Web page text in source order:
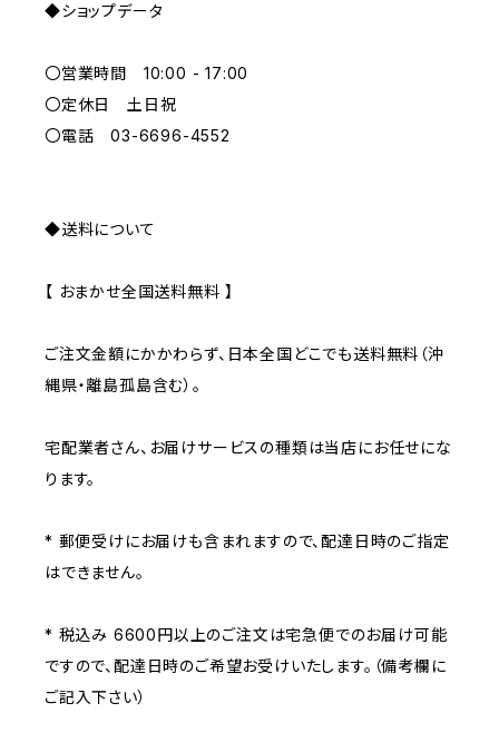
GRAY
◆ショップデータ
〇営業時間 10:00 - 17:00
〇定休日 土日祝
〇電話 03-6696-4552
◆送料について
【 おまかせ全国送料無料 】
ご注文金額にかかわらず、日本全国どこでも送料無料（沖
縄県・離島孤島含む）。
宅配業者さん、お届けサービスの種類は当店にお任せにな
ります。
* 郵便受けにお届けも含まれますので、配達日時のご指定
はできません。
* 税込み 6600円以上のご注文は宅急便でのお届け可能
ですので、配達日時のご希望お受けいたします。（備考欄に
ご記入下さい）